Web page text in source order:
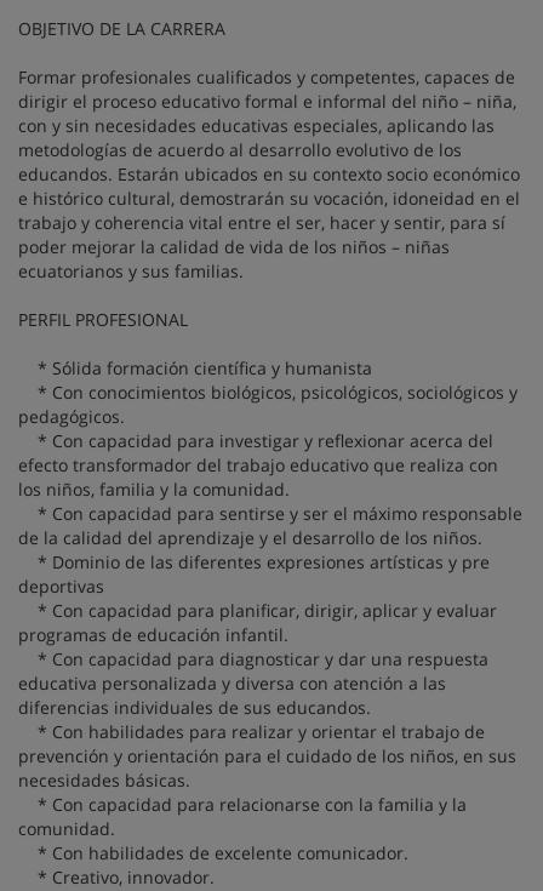
OBJETIVO DE LA CARRERA
Formar profesionales cualificados y competentes, capaces de
dirigir el proceso educativo formal e informal del niño – niña,
con y sin necesidades educativas especiales, aplicando las
metodologías de acuerdo al desarrollo evolutivo de los
educandos. Estarán ubicados en su contexto socio económico
e histórico cultural, demostrarán su vocación, idoneidad en el
trabajo y coherencia vital entre el ser, hacer y sentir, para sí
poder mejorar la calidad de vida de los niños – niñas
ecuatorianos y sus familias.
PERFIL PROFESIONAL
* Sólida formación científica y humanista
* Con conocimientos biológicos, psicológicos, sociológicos y
pedagógicos.
* Con capacidad para investigar y reflexionar acerca del
efecto transformador del trabajo educativo que realiza con
los niños, familia y la comunidad.
* Con capacidad para sentirse y ser el máximo responsable
de la calidad del aprendizaje y el desarrollo de los niños.
* Dominio de las diferentes expresiones artísticas y pre
deportivas
* Con capacidad para planificar, dirigir, aplicar y evaluar
programas de educación infantil.
* Con capacidad para diagnosticar y dar una respuesta
educativa personalizada y diversa con atención a las
diferencias individuales de sus educandos.
* Con habilidades para realizar y orientar el trabajo de
prevención y orientación para el cuidado de los niños, en sus
necesidades básicas.
* Con capacidad para relacionarse con la familia y la
comunidad.
* Con habilidades de excelente comunicador.
* Creativo, innovador.